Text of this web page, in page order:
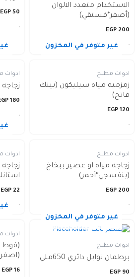
الاستخدام متعدد الالوان
(أصفر*فستقي)
200
EGP
50
EGP
غير متوفر في المخزون
ادوات مطبخ
زمزميه مياه سيليكون (بينك
فاتح)
120
EGP
ادوات
زجاجه
180
ادوات مطبخ
زجاجه مياه او عصير ببخاخ
(بنفسجي*أحمر)
200
EGP
ادوات
22
EGP
غير متوفر في المخزون
ادوات مطبخ
برطمان توابل دائري 650ملي
90
EGP
ادوات
(فوط
16
EGP